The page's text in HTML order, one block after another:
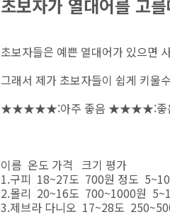
초보자가 열대어를 고
초보자들은 예쁜 열대어가 있으면
그래서 제가 초보자들이 쉽게 키울
★★★★★:아주 좋음 ★★★★:좋
이름 온도 가격 크기 평가
1.구피 18~27도 700원 정도
2.몰리 20~16도 700~1000원
3.제브라 다니오 17~28도